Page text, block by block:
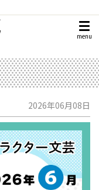
menu
2026年06月08日